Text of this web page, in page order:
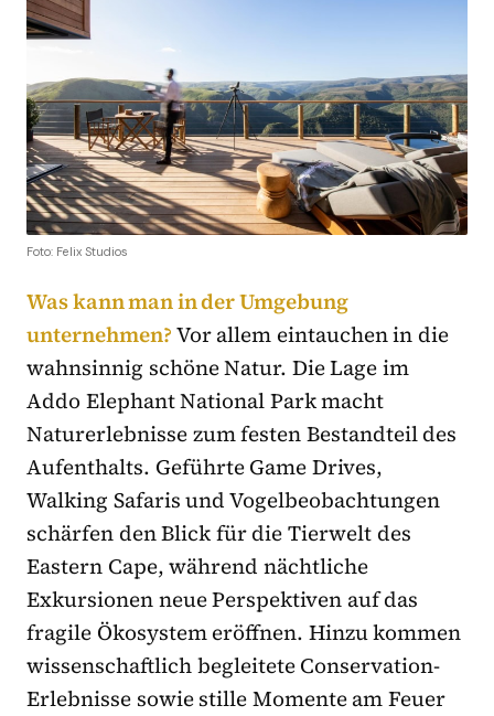
Foto: Felix Studios
Was kann man in der Umgebung
unternehmen?Vor allem eintauchen in die
wahnsinnig schöne Natur. Die Lage im
Addo Elephant National Park macht
Naturerlebnisse zum festen Bestandteil des
Aufenthalts. Geführte Game Drives,
Walking Safaris und Vogelbeobachtungen
schärfen den Blick für die Tierwelt des
Eastern Cape, während nächtliche
Exkursionen neue Perspektiven auf das
fragile Ökosystem eröffnen. Hinzu kommen
wissenschaftlich begleitete Conservation-
Erlebnisse sowie stille Momente am Feuer